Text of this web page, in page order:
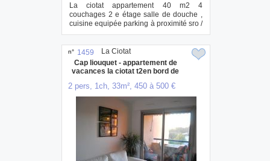
La ciotat appartement 40 m2 4
couchages 2 e étage salle de douche ,
cuisine equipée parking à proximité sro /
semai...
n° 1459
Cap liouquet - appartement de
vacances la ciotat t2en bord de
2 pers, 1ch, 33m², 450 à 500 €
La Ciotat